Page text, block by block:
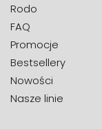
Rodo
FAQ
Promocje
Bestsellery
Nowości
Nasze linie